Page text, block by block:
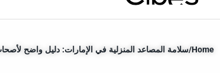
Home
/سلامة المصاعد المنزلية في الإمارات: دليل واضح